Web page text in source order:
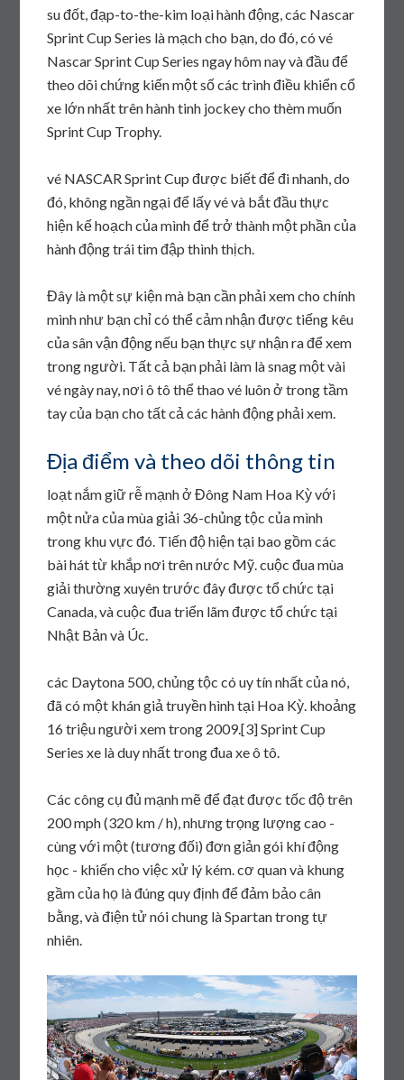
su đốt, đạp-to-the-kim loại hành động, các Nascar
Sprint Cup Series là mạch cho bạn, do đó, có vé
Nascar Sprint Cup Series ngay hôm nay và đầu để
theo dõi chứng kiến ​​một số các trình điều khiển cổ
xe lớn nhất trên hành tinh jockey cho thèm muốn
Sprint Cup Trophy.
vé NASCAR Sprint Cup được biết để đi nhanh, do
đó, không ngần ngại để lấy vé và bắt đầu thực
hiện kế hoạch của mình để trở thành một phần của
hành động trái tim đập thình thịch.
Đây là một sự kiện mà bạn cần phải xem cho chính
mình như bạn chỉ có thể cảm nhận được tiếng kêu
của sân vận động nếu bạn thực sự nhận ra để xem
trong người. Tất cả bạn phải làm là snag một vài
vé ngày nay, nơi ô tô thể thao vé luôn ở trong tầm
tay của bạn cho tất cả các hành động phải xem.
Địa điểm và theo dõi thông tin
loạt nắm giữ rễ mạnh ở Đông Nam Hoa Kỳ với
một nửa của mùa giải 36-chủng tộc của mình
trong khu vực đó. Tiến độ hiện tại bao gồm các
bài hát từ khắp nơi trên nước Mỹ. cuộc đua mùa
giải thường xuyên trước đây được tổ chức tại
Canada, và cuộc đua triển lãm được tổ chức tại
Nhật Bản và Úc.
các Daytona 500, chủng tộc có uy tín nhất của nó,
đã có một khán giả truyền hình tại Hoa Kỳ. khoảng
16 triệu người xem trong 2009.[3] Sprint Cup
Series xe là duy nhất trong đua xe ô tô.
Các công cụ đủ mạnh mẽ để đạt được tốc độ trên
200 mph (320 km / h), nhưng trọng lượng cao -
cùng với một (tương đối) đơn giản gói khí động
học - khiến cho việc xử lý kém. cơ quan và khung
gầm của họ là đúng quy định để đảm bảo cân
bằng, và điện tử nói chung là Spartan trong tự
nhiên.